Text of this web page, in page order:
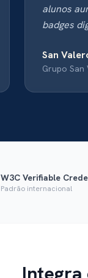
alunos
badges
San
Grupo San
W3C Verifiable
Padrão internacional